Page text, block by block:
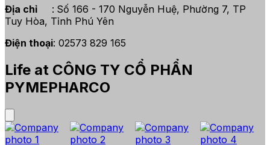
Địa chỉ : Số 166 - 170 Nguyễn Huệ, Phường 7, TP
Tuy Hòa, Tỉnh Phú Yên
Điện thoại: 02573 829 165
Life at CÔNG TY CỔ PHẨN
PYMEPHARCO